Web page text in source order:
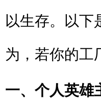
以生存。以下
为，若你的工
一、个人英雄